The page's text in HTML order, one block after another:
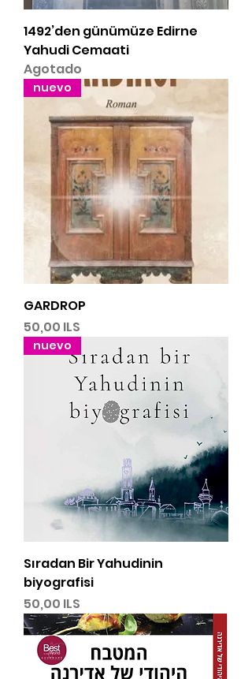
1492’den günümüze Edirne
Yahudi Cemaati
Agotado
nuevo
GARDROP
Precio
50,00 ILS
nuevo
Sıradan Bir Yahudinin
biyografisi
Precio
50,00 ILS